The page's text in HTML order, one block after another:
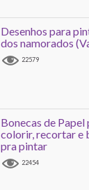
Desenhos para
dos namorados
22579
Bonecas de
colorir, recortar e
pra pintar
22454